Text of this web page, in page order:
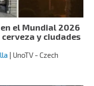
el Mundial 2026
y ciudades
| UnoTV - Czech